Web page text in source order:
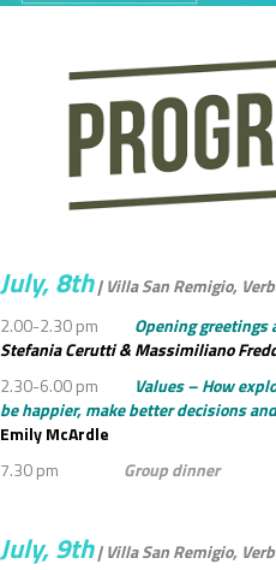
July, 8th| Villa San Remigio,
2.00-2.30 pm Opening
Stefania Cerutti & Massimiliano
2.30-6.00 pm Values – How
be happier, make better decisions
Emily McArdle
7.30 pm
Group dinner
July, 9th| Villa San Remigio,